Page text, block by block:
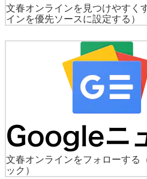
文春オンラインを見つけやすく
インを優先ソースに設定する）
文春オンラインをフォローする
ック）